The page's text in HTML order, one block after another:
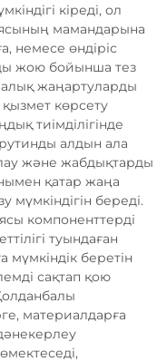
кіреді, ол
мамандарына
немесе өндіріс
жою бойынша тез
жаңартуларды
қызмет көрсету
тиімділігінде
алдын ала
және жабдықтарды
қатар жаңа
мүмкіндігін береді.
компоненттерді
туындаған
мүмкіндік беретін
сақтап қою
материалдарға